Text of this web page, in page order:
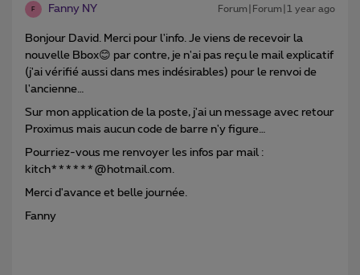
F Fanny NY Forum|Forum|1 year ago
Bonjour David. Merci pour l'info. Je viens de recevoir la
nouvelle Bbox😊 par contre, je n'ai pas reçu le mail explicatif
(j'ai vérifié aussi dans mes indésirables) pour le renvoi de
l'ancienne…
Sur mon application de la poste, j'ai un message avec retour
Proximus mais aucun code de barre n'y figure…
Pourriez-vous me renvoyer les infos par mail :
kitch******@hotmail.com.
Merci d'avance et belle journée.
Fanny